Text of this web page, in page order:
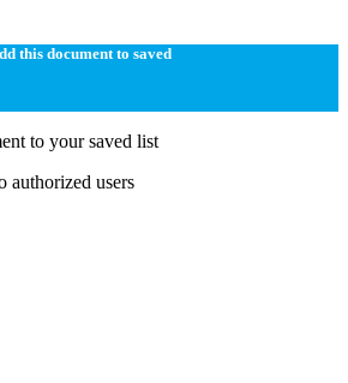
this document to saved
to your saved list
authorized users